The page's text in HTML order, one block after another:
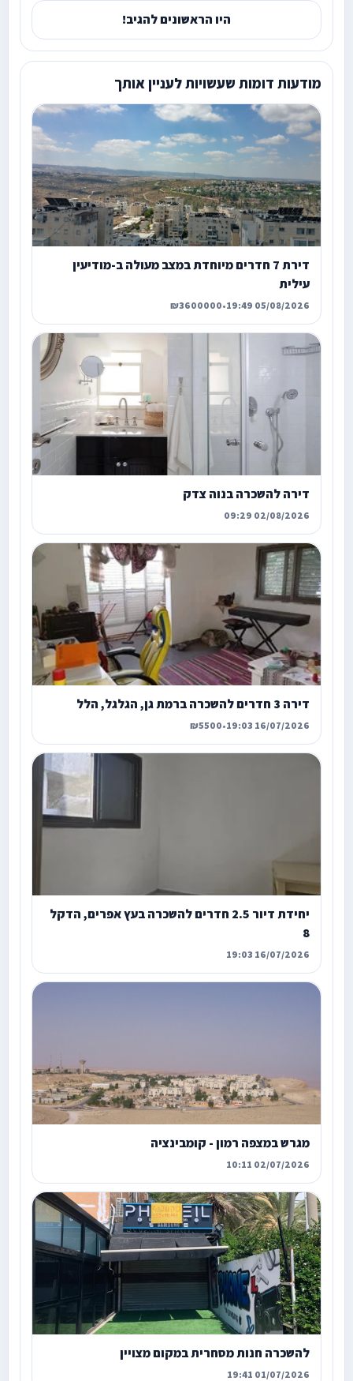
היו הראשונים להגיב!
מודעות דומות שעשויות לעניין אותך
דירת 7 חדרים מיוחדת במצב מעולה ב-מודיעין
עילית
05/08/2026 19:49
•
₪3600000
דירה להשכרה בנוה צדק
02/08/2026 09:29
דירה 3 חדרים להשכרה ברמת גן, הגלגל, הלל
16/07/2026 19:03
•
₪5500
יחידת דיור 2.5 חדרים להשכרה בעץ אפרים, הדקל
8
16/07/2026 19:03
מגרש במצפה רמון - קומבינציה
02/07/2026 10:11
להשכרה חנות מסחרית במקום מצויין
01/07/2026 19:41